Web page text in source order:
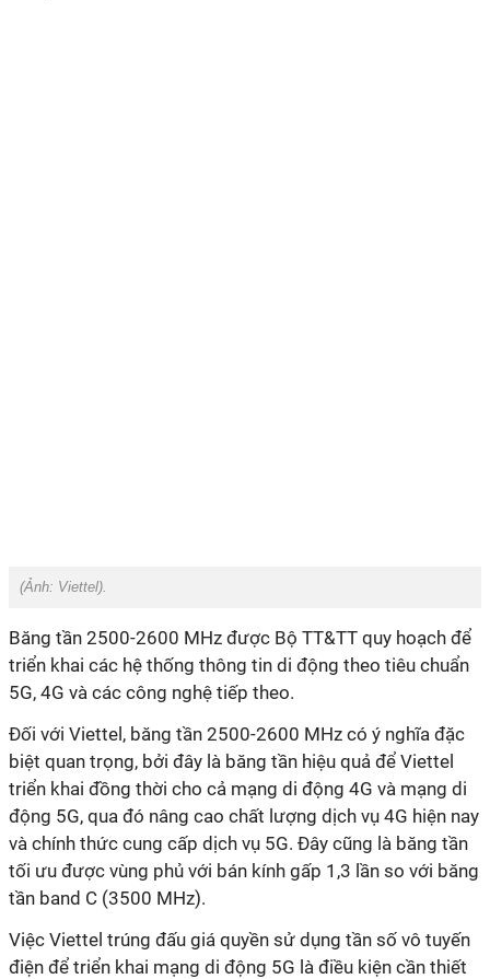
(Ảnh: Viettel).
Băng tần 2500-2600 MHz được Bộ TT&TT quy hoạch để
triển khai các hệ thống thông tin di động theo tiêu chuẩn
5G, 4G và các công nghệ tiếp theo.
Đối với Viettel, băng tần 2500-2600 MHz có ý nghĩa đặc
biệt quan trọng, bởi đây là băng tần hiệu quả để Viettel
triển khai đồng thời cho cả mạng di động 4G và mạng di
động 5G, qua đó nâng cao chất lượng dịch vụ 4G hiện nay
và chính thức cung cấp dịch vụ 5G. Đây cũng là băng tần
tối ưu được vùng phủ với bán kính gấp 1,3 lần so với băng
tần band C (3500 MHz).
Việc Viettel trúng đấu giá quyền sử dụng tần số vô tuyến
điện để triển khai mạng di động 5G là điều kiện cần thiết